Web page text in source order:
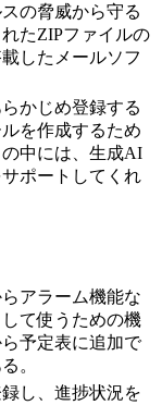
の脅威から守る
たZIPファイルの
したメールソフ
かじめ登録する
を作成するため
中には、生成AI
ポートしてくれ
アラーム機能な
て使うための機
予定表に追加で
。
し、進捗状況を